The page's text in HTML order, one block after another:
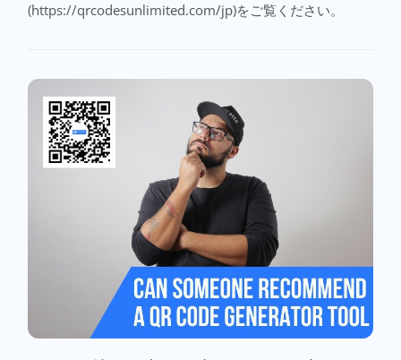
(https://qrcodesunlimited.com/jp)をご覧ください。